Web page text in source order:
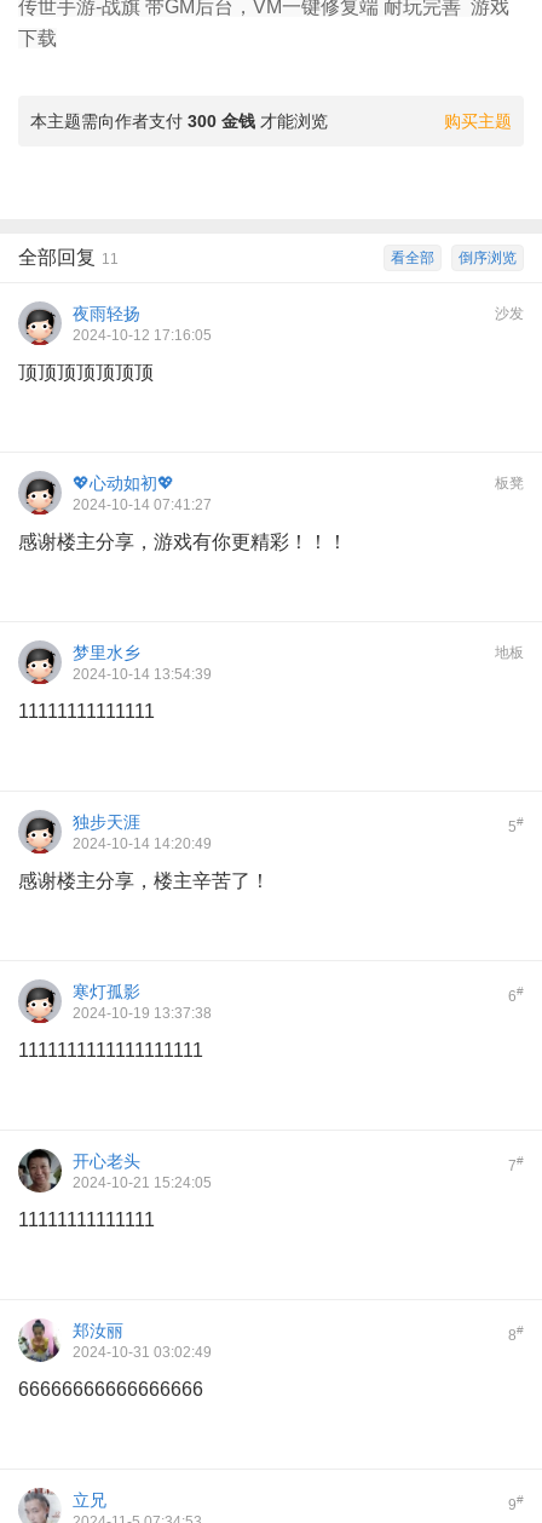
传世手游-战旗 带GM后台，VM一键修复端 耐玩完善 游戏
下载
购买主题
本主题需向作者支付 300 金钱 才能浏览
倒序浏览
看全部
全部回复 11
沙发
夜雨轻扬
2024-10-12 17:16:05
顶顶顶顶顶顶顶
板凳
💖心动如初💖
2024-10-14 07:41:27
感谢楼主分享，游戏有你更精彩！！！
地板
梦里水乡
2024-10-14 13:54:39
11111111111111
5#
独步天涯
2024-10-14 14:20:49
感谢楼主分享，楼主辛苦了！
6#
寒灯孤影
2024-10-19 13:37:38
1111111111111111111
7#
开心老头
2024-10-21 15:24:05
11111111111111
8#
郑汝丽
2024-10-31 03:02:49
66666666666666666
9#
立兄